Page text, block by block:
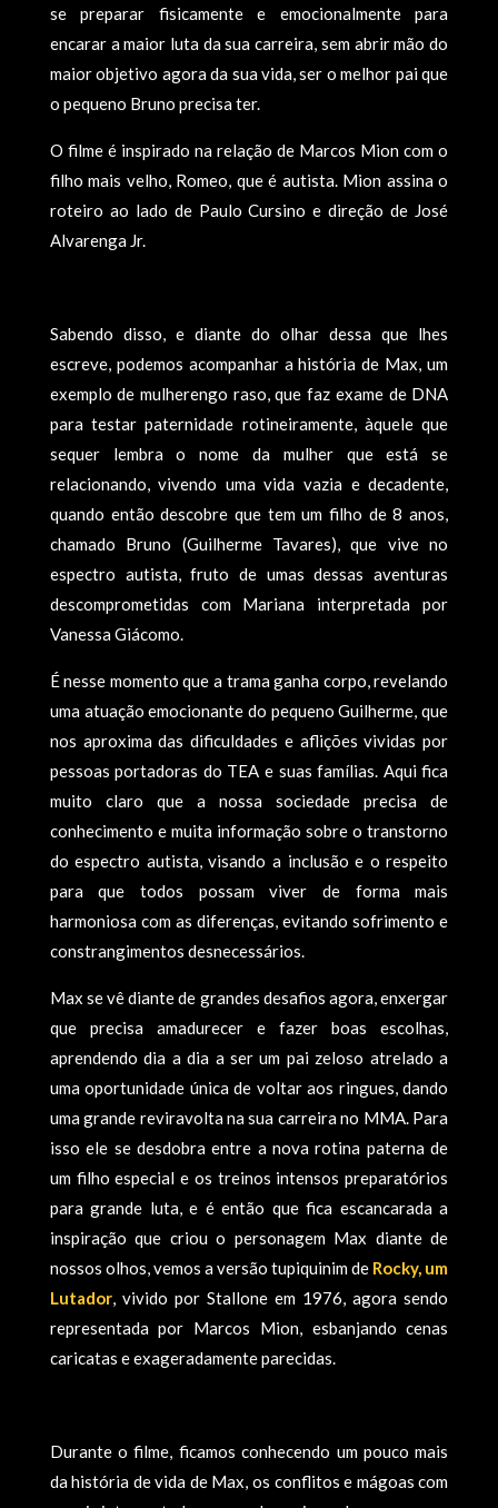
se preparar fisicamente e emocionalmente para
encarar a maior luta da sua carreira, sem abrir mão do
maior objetivo agora da sua vida, ser o melhor pai que
o pequeno Bruno precisa ter.
O filme é inspirado na relação de Marcos Mion com o
filho mais velho, Romeo, que é autista. Mion assina o
roteiro ao lado de Paulo Cursino e direção de José
Alvarenga Jr.
Sabendo disso, e diante do olhar dessa que lhes
escreve, podemos acompanhar a história de Max, um
exemplo de mulherengo raso, que faz exame de DNA
para testar paternidade rotineiramente, àquele que
sequer lembra o nome da mulher que está se
relacionando, vivendo uma vida vazia e decadente,
quando então descobre que tem um filho de 8 anos,
chamado Bruno (Guilherme Tavares), que vive no
espectro autista, fruto de umas dessas aventuras
descomprometidas com Mariana interpretada por
Vanessa Giácomo.
É nesse momento que a trama ganha corpo, revelando
uma atuação emocionante do pequeno Guilherme, que
nos aproxima das dificuldades e aflições vividas por
pessoas portadoras do TEA e suas famílias. Aqui fica
muito claro que a nossa sociedade precisa de
conhecimento e muita informação sobre o transtorno
do espectro autista, visando a inclusão e o respeito
para que todos possam viver de forma mais
harmoniosa com as diferenças, evitando sofrimento e
constrangimentos desnecessários.
Max se vê diante de grandes desafios agora, enxergar
que precisa amadurecer e fazer boas escolhas,
aprendendo dia a dia a ser um pai zeloso atrelado a
uma oportunidade única de voltar aos ringues, dando
uma grande reviravolta na sua carreira no MMA. Para
isso ele se desdobra entre a nova rotina paterna de
um filho especial e os treinos intensos preparatórios
para grande luta, e é então que fica escancarada a
inspiração que criou o personagem Max diante de
nossos olhos, vemos a versão tupiquinim de Rocky, um
Lutador, vivido por Stallone em 1976, agora sendo
representada por Marcos Mion, esbanjando cenas
caricatas e exageradamente parecidas.
Durante o filme, ficamos conhecendo um pouco mais
da história de vida de Max, os conflitos e mágoas com